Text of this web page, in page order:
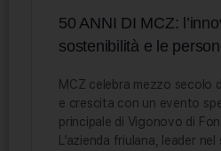
50 ANNI DI MCZ:
sostenibilità e le
MCZ celebra mezzo secolo
e crescita con un evento
principale di Vigonovo di
L’azienda friulana, leader